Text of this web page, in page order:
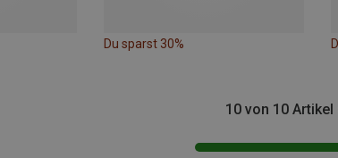
Du sparst 30%
10 von 10